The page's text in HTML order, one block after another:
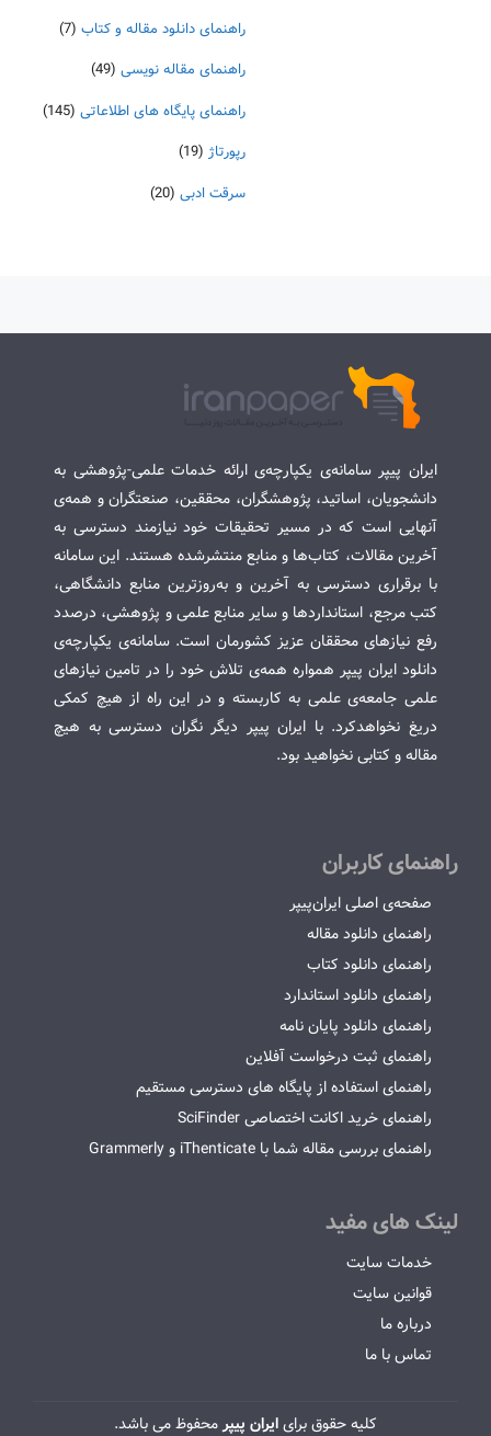
راهنمای دانلود مقاله و کتاب (7)
راهنمای مقاله نویسی (49)
راهنمای پایگاه های اطلاعاتی (145)
رپورتاژ (19)
سرقت ادبی (20)
ایران پیپر سامانه‌ی یکپارچه‌ی ارائه خدمات علمی-پژوهشی به
دانشجویان، اساتید، پژوهشگران، محققین، صنعتگران و همه‌ی
آنهایی است که در مسیر تحقیقات خود نیازمند دسترسی به
آخرین مقالات، کتاب‌ها و منابع منتشرشده هستند. این سامانه
با برقراری دسترسی به آخرین و به‌روزترین منابع دانشگاهی،
کتب مرجع، استانداردها و سایر منابع علمی و پژوهشی، درصدد
رفع نیازهای محققان عزیز کشورمان است. سامانه‌ی یکپارچه‌ی
دانلود ایران پیپر همواره همه‌ی تلاش خود را در تامین نیازهای
علمی جامعه‌ی علمی به کاربسته و در این راه از هیچ کمکی
دریغ نخواهدکرد. با ایران پیپر دیگر نگران دسترسی به هیچ
مقاله و کتابی نخواهید بود.
راهنمای کاربران
صفحه‌ی اصلی ایران‌پیپر
راهنمای دانلود مقاله
راهنمای دانلود کتاب
راهنمای دانلود استاندارد
راهنمای دانلود پایان نامه
راهنمای ثبت درخواست آفلاین
راهنمای استفاده از پایگاه های دسترسی مستقیم
راهنمای خرید اکانت اختصاصی SciFinder
راهنمای بررسی مقاله شما با iThenticate و Grammerly
لینک های مفید
خدمات سایت
قوانین سایت
درباره ما
تماس با ما
کلیه حقوق برایایران پیپرمحفوظ می باشد.